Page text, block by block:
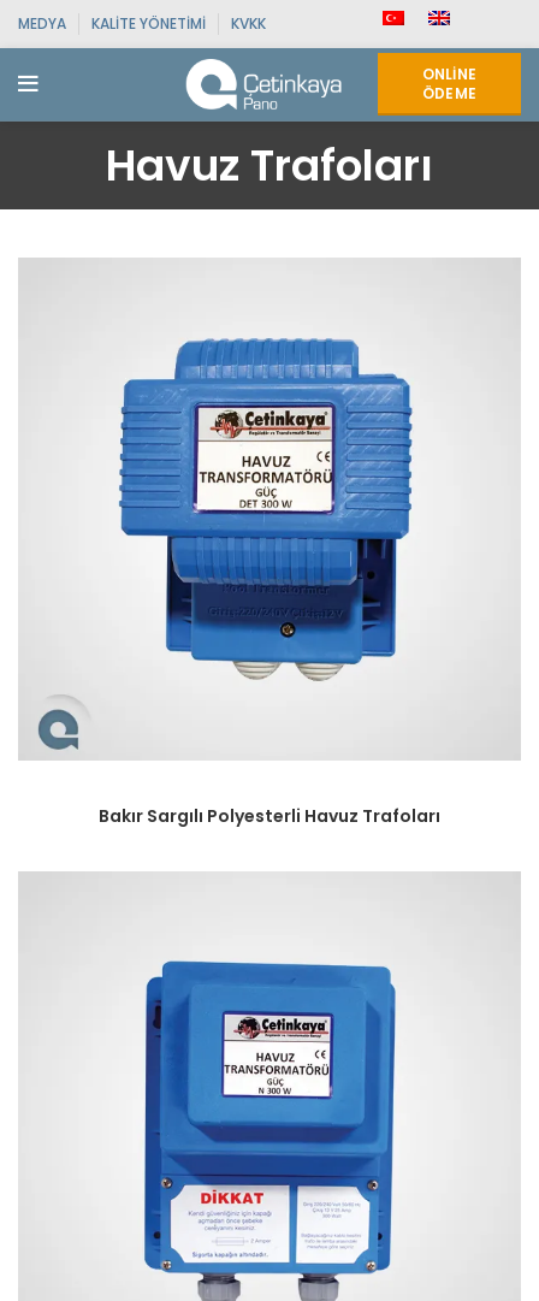
MEDYA KALITE YÖNETIMI KVKK
ONLINE
ÖDEME
Havuz Trafoları
Bakır Sargılı Polyesterli Havuz Trafoları